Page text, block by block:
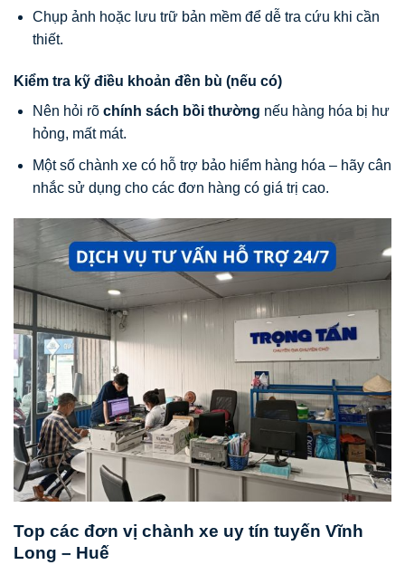
Chụp ảnh hoặc lưu trữ bản mềm để dễ tra cứu khi cần
thiết.
Kiểm tra kỹ điều khoản đền bù (nếu có)
Nên hỏi rõ chính sách bồi thường nếu hàng hóa bị hư
hỏng, mất mát.
Một số chành xe có hỗ trợ bảo hiểm hàng hóa – hãy cân
nhắc sử dụng cho các đơn hàng có giá trị cao.
Top các đơn vị chành xe uy tín tuyến Vĩnh
Long – Huế